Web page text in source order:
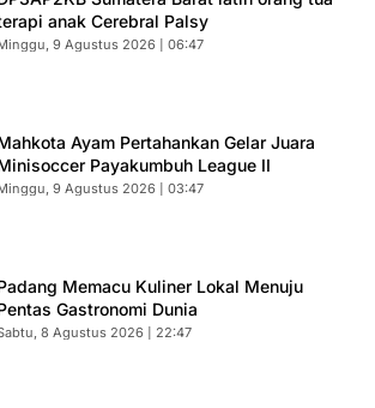
anak Cerebral Palsy
9 Agustus 2026 | 06:47
Ayam Pertahankan Gelar Juara
Payakumbuh League II
9 Agustus 2026 | 03:47
Memacu Kuliner Lokal Menuju
Gastronomi Dunia
8 Agustus 2026 | 22:47